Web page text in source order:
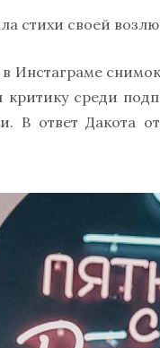
стихи своей
Инстаграме
критику среди
В ответ Дакота